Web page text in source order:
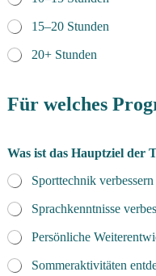
15–20 Stunden
20+ Stunden
Für welches
Was ist das Hauptziel der
Sporttechnik verbessern
Sprachkenntnisse
Persönliche
Sommeraktivitäten